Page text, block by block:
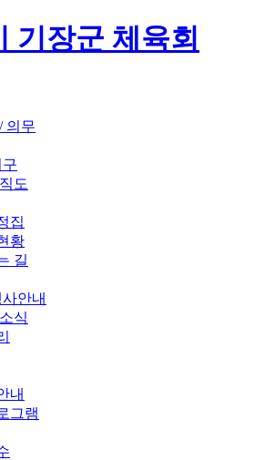
기장군 체육회
의무
도
집
황
길
안내
식
내
그램